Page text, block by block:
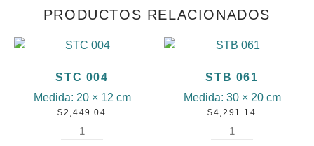
PRODUCTOS RELACIONADOS
STC 004
Medida: 20 × 12 cm
$2,449.04
STB 061
Medida: 30 × 20 cm
$4,291.14